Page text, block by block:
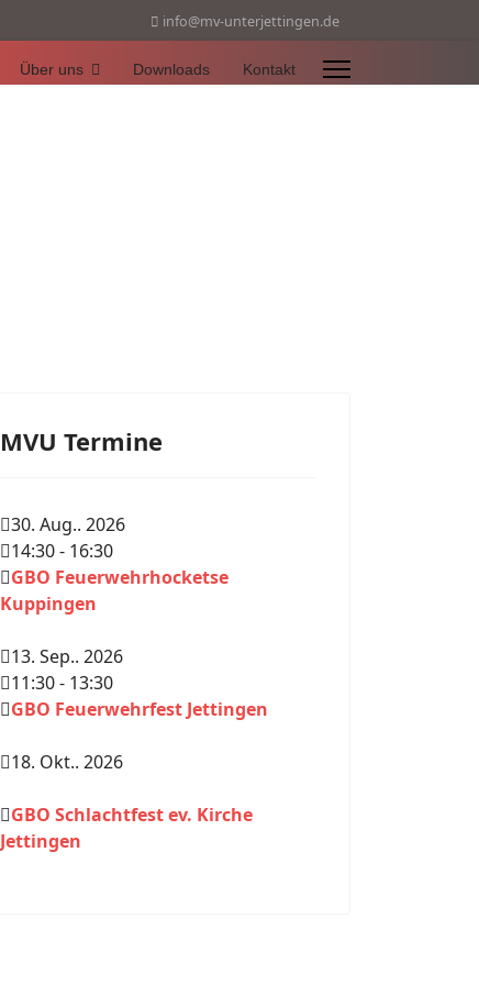
info@mv-unterjettingen.de
Über uns Downloads Kontakt
MVU Termine
30. Aug.. 2026
14:30- 16:30
GBO Feuerwehrhocketse
Kuppingen
13. Sep.. 2026
11:30- 13:30
GBO Feuerwehrfest Jettingen
18. Okt.. 2026
GBO Schlachtfest ev. Kirche
Jettingen